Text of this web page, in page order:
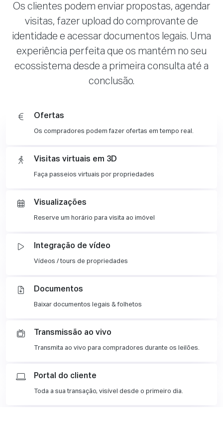
Os clientes podem enviar propostas, agendar
visitas, fazer upload do comprovante de
identidade e acessar documentos legais. Uma
experiência perfeita que os mantém no seu
ecossistema desde a primeira consulta até a
conclusão.
Ofertas
Os compradores podem fazer ofertas em tempo real.
Visitas virtuais em 3D
Faça passeios virtuais por propriedades
Visualizações
Reserve um horário para visita ao imóvel
Integração de vídeo
Vídeos / tours de propriedades
Documentos
Baixar documentos legais & folhetos
Transmissão ao vivo
Transmita ao vivo para compradores durante os leilões.
Portal do cliente
Toda a sua transação, visível desde o primeiro dia.